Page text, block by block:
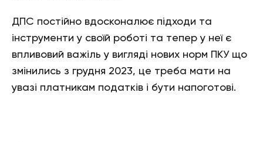
ДПС постійно вдосконалює підходи та
інструменти у своїй роботі та тепер у неї є
впливовий важіль у вигляді нових норм ПКУ що
змінились з грудня 2023, це треба мати на
увазі платникам податків і бути напоготові.